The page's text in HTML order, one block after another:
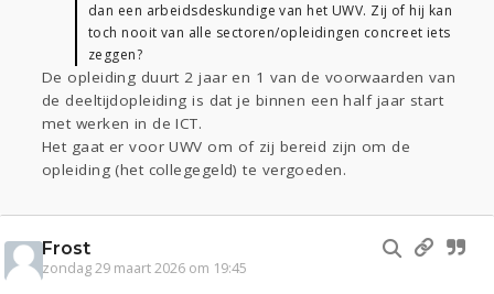
dan een arbeidsdeskundige van het UWV. Zij of hij kan
toch nooit van alle sectoren/opleidingen concreet iets
zeggen?
De opleiding duurt 2 jaar en 1 van de voorwaarden van
de deeltijdopleiding is dat je binnen een half jaar start
met werken in de ICT.
Het gaat er voor UWV om of zij bereid zijn om de
opleiding (het collegegeld) te vergoeden.
Frost
zondag 29 maart 2026 om 19:45